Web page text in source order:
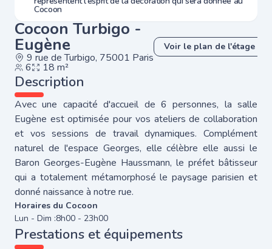
Cocoon
Cocoon Turbigo -
Eugène
9 rue de Turbigo, 75001 Paris
6 18 m²
Voir le plan de l'étage
Description
Avec une capacité d'accueil de 6 personnes, la salle
Eugène est optimisée pour vos ateliers de collaboration
et vos sessions de travail dynamiques. Complément
naturel de l'espace Georges, elle célèbre elle aussi le
Baron Georges-Eugène Haussmann, le préfet bâtisseur
qui a totalement métamorphosé le paysage parisien et
donné naissance à notre rue.
Horaires du Cocoon
Lun - Dim :8h00 - 23h00
Prestations et équipements